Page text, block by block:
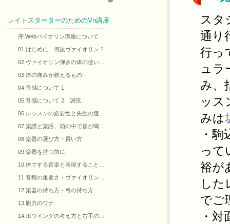
スタ
通り
行っ
ュラ
み、
ッス
みは
・
って
裕が
した
でご
・
レイトスターターのためのVn講座
序.Webバイオリン講座について
01.はじめに…何故ヴァイオリン？
02.ヴァイオリン弾きの体の使い…
03.体の痛みが教えるもの
04.音感について 1
05.音感について 2 調弦
06.レッスンの必要性と先生の選…
07.楽譜と楽語、頭の中で音が鳴…
08.楽器の選び方・買い方
09.楽器を持つ前に
10.体でする音楽と表現すること…
11.音程の重要さ・ヴァイオリン…
12.楽器の持ち方・弓の持ち方
13.脱力のワナ
14.ボウイングの考え方と右手の…